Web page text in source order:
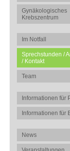
Gynäkologisches
Krebszentrum
Im Notfall
Sprechstunden /
/ Kontakt
Team
Informationen für
Informationen für
News